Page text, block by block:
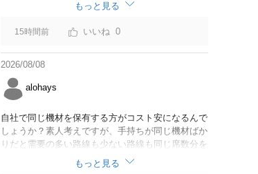
もっと見る
15時間前 0
2026/08/08
alohays
自社で同じ機材を保有する方がコスト安になるんで
しょうか？素人考えですが、手持ちが同じ機材ばか
りだと需要の多い路線も少ない路線も同じ席数分を
供給することになるので、需要が多い路線には大型
機材を当て、少ない路線には小型機材を当てるな
もっと見る